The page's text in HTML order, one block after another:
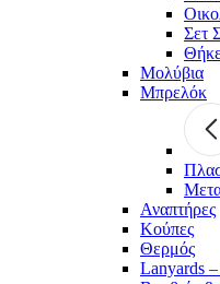
Σετ
Μολύβια
Μπρελόκ
Αναπτήρες
Κούπες
Θερμός
Lanyards